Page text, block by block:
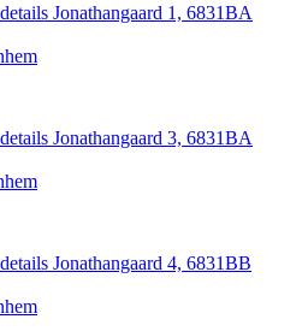
Jonathangaard 1, 6831BA
Jonathangaard 3, 6831BA
Jonathangaard 4, 6831BB